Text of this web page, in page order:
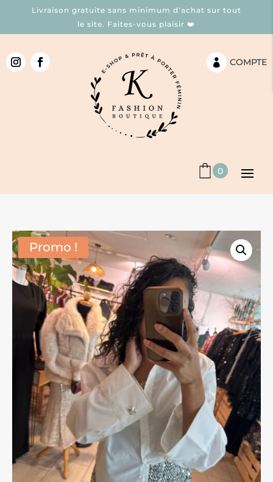
Livraison gratuite sans minimum d’achat sur tout
le site. Faites-vous plaisir ❤️
 COMPTE
0
Promo !